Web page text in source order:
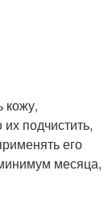
кожу,
подчистить,
его
месяца,